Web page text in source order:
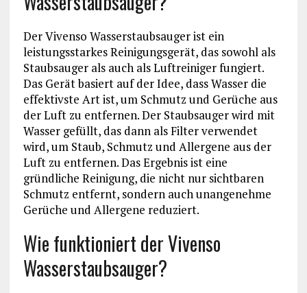
Der Vivenso Wasserstaubsauger ist ein
leistungsstarkes Reinigungsgerät, das sowohl als
Staubsauger als auch als Luftreiniger fungiert.
Das Gerät basiert auf der Idee, dass Wasser die
effektivste Art ist, um Schmutz und Gerüche aus
der Luft zu entfernen. Der Staubsauger wird mit
Wasser gefüllt, das dann als Filter verwendet
wird, um Staub, Schmutz und Allergene aus der
Luft zu entfernen. Das Ergebnis ist eine
gründliche Reinigung, die nicht nur sichtbaren
Schmutz entfernt, sondern auch unangenehme
Gerüche und Allergene reduziert.
Wie funktioniert der Vivenso
Wasserstaubsauger?